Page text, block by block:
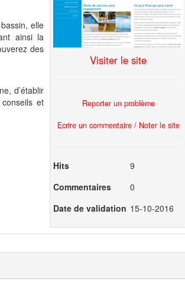
elle
ainsi la
des
d’établir
et
Visiter le site
Reporter un problème
Ecrire un commentaire / Noter le site
Hits
9
Commentaires
0
Date de validation 15-10-2016